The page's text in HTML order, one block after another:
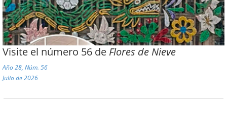
Visite el número 56 de Flores de Nieve
Año 28, Núm. 56
Julio de 2026